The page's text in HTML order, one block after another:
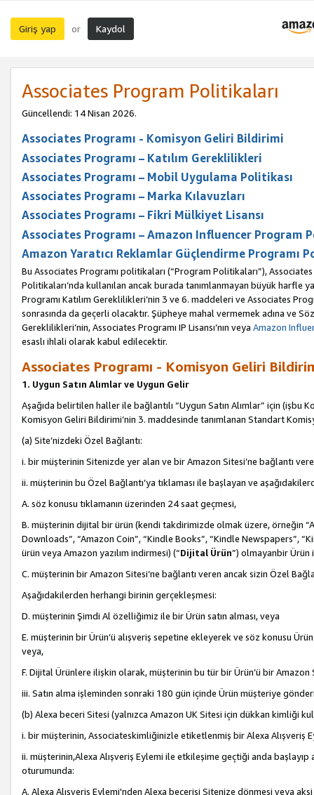
Giriş yap or Kaydol
Associates Program Politikaları
Güncellendi: 14 Nisan 2026.
Associates Programı - Komisyon Geliri Bildirimi
Associates Programı – Katılım Gereklilikleri
Associates Programı – Mobil Uygulama Politikası
Associates Programı – Marka Kılavuzları
Associates Programı – Fikri Mülkiyet Lisansı
Associates Programı – Amazon Influencer Program
Amazon Yaratıcı Reklamlar Güçlendirme Programı
Bu Associates Programı politikaları (“Program Politikaları”),
Politikaları’nda kullanılan ancak burada tanımlanmayan büyük harfle
Programı Katılım Gereklilikleri’nin 3 ve 6. maddeleri ve Associates
sonrasında da geçerli olacaktır. Şüpheye mahal vermemek adına ve
Gereklilikleri’nin, Associates Programı IP Lisansı’nın veya Amazon
esaslı ihlali olarak kabul edilecektir.
Associates Programı - Komisyon Geliri
1. Uygun Satın Alımlar ve Uygun Gelir
Aşağıda belirtilen haller ile bağlantılı “Uygun Satın Alımlar” için
Komisyon Geliri Bildirimi’nin 3. maddesinde tanımlanan Standart
(a) Site’nizdeki Özel Bağlantı:
i. bir müşterinin Sitenizde yer alan ve bir Amazon Sitesi’ne bağlantı
ii. müşterinin bu Özel Bağlantı’ya tıklaması ile başlayan ve
A. söz konusu tıklamanın üzerinden 24 saat geçmesi,
B. müşterinin dijital bir ürün (kendi takdirimizde olmak üzere, örneğin
Downloads”, “Amazon Coin”, “Kindle Books”, “Kindle Newspapers”,
ürün veya Amazon yazılım indirmesi) (“Dijital Ürün”) olmayanbir Ürün
C. müşterinin bir Amazon Sitesi’ne bağlantı veren ancak sizin Özel
Aşağıdakilerden herhangi birinin gerçekleşmesi:
D. müşterinin Şimdi Al özelliğimiz ile bir Ürün satın alması, veya
E. müşterinin bir Ürün’ü alışveriş sepetine ekleyerek ve söz konusu
veya,
F. Dijital Ürünlere ilişkin olarak, müşterinin bu tür bir Ürün’ü bir Amazon
iii. Satın alma işleminden sonraki 180 gün içinde Ürün müşteriye
(b) Alexa beceri Sitesi (yalnızca Amazon UK Sitesi için dükkan kimliği
i. bir müşterinin, Associateskimliğinizle etiketlenmiş bir Alexa Alışveriş
ii. müşterinin,Alexa Alışveriş Eylemi ile etkileşime geçtiği anda
oturumunda:
A. Alexa Alışveriş Eylemi'nden Alexa becerisi Sitenize dönmesi veya